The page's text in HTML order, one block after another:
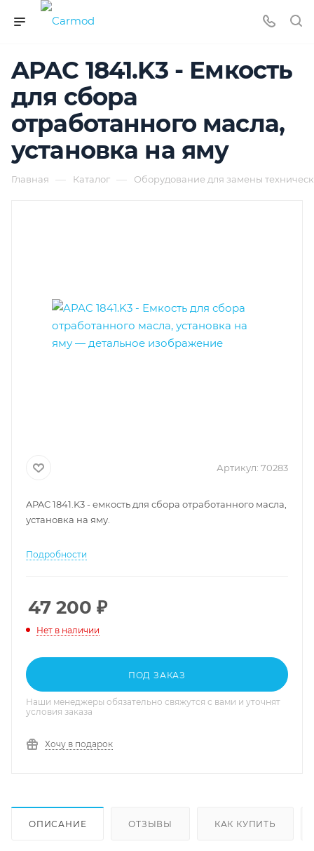
APAC 1841.K3 - Емкость
для сбора
отработанного масла,
установка на яму
Главная — Каталог — Оборудование для замены
Артикул: 70283
APAC 1841.K3 - емкость для сбора отработанного масла,
установка на яму.
Подробности
47 200 ₽
Нет в наличии
ПОД ЗАКАЗ
Наши менеджеры обязательно свяжутся с вами и уточнят
условия заказа
Хочу в подарок
ОПИСАНИЕ ОТЗЫВЫ КАК КУПИТЬ